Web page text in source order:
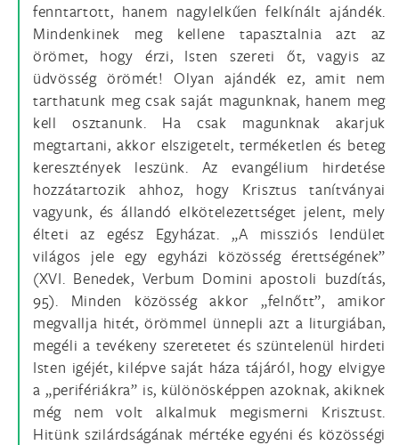
fenntartott, hanem nagylelkűen felkínált ajándék.
Mindenkinek meg kellene tapasztalnia azt az
örömet, hogy érzi, Isten szereti őt, vagyis az
üdvösség örömét! Olyan ajándék ez, amit nem
tarthatunk meg csak saját magunknak, hanem meg
kell osztanunk. Ha csak magunknak akarjuk
megtartani, akkor elszigetelt, terméketlen és beteg
keresztények leszünk. Az evangélium hirdetése
hozzátartozik ahhoz, hogy Krisztus tanítványai
vagyunk, és állandó elkötelezettséget jelent, mely
élteti az egész Egyházat. „A missziós lendület
világos jele egy egyházi közösség érettségének”
(XVI. Benedek, Verbum Domini apostoli buzdítás,
95). Minden közösség akkor „felnőtt”, amikor
megvallja hitét, örömmel ünnepli azt a liturgiában,
megéli a tevékeny szeretetet és szüntelenül hirdeti
Isten igéjét, kilépve saját háza tájáról, hogy elvigye
a „perifériákra” is, különösképpen azoknak, akiknek
még nem volt alkalmuk megismerni Krisztust.
Hitünk szilárdságának mértéke egyéni és közösségi